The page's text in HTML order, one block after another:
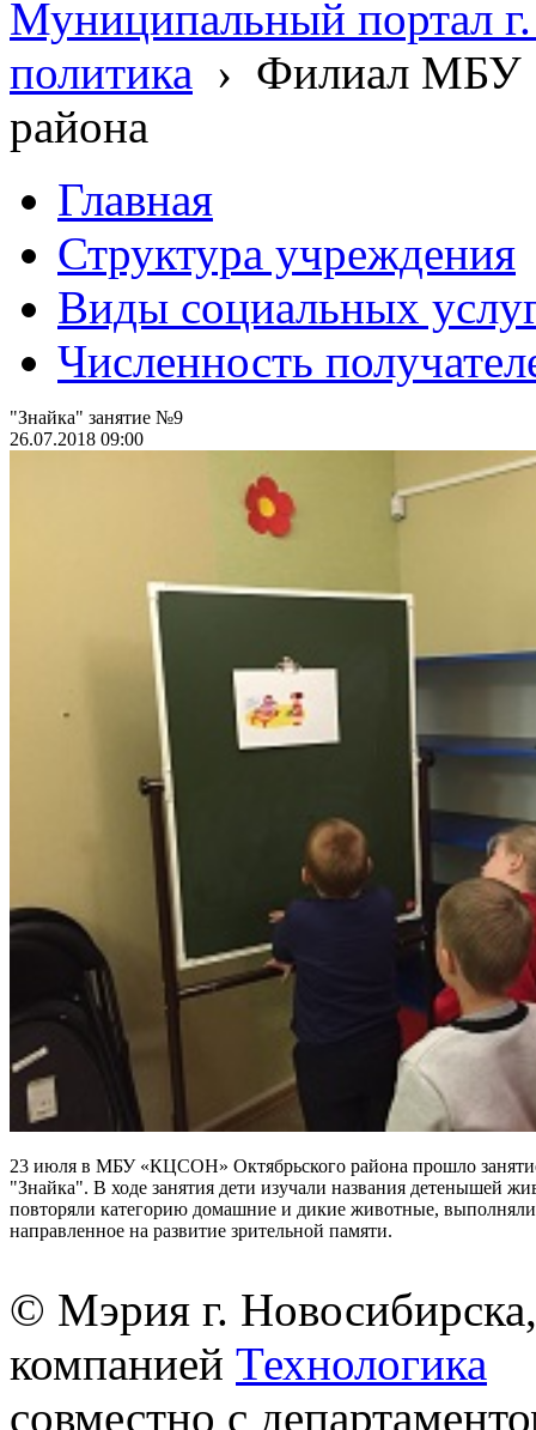
Муниципальный портал
политика › Филиал МБУ
района
Главная
Структура учреждения
Виды социальных
Численность
"Знайка" занятие №9
26.07.2018 09:00
23 июля в МБУ «КЦСОН» Октябрьского района прошло
"Знайка". В ходе занятия дети изучали названия детенышей
повторяли категорию домашние и дикие животные,
направленное на развитие зрительной памяти.
© Мэрия г.
компанией Технологика
совместно с